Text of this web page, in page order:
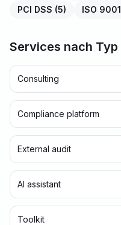
PCI DSS (5) ISO 9001
Services nach Typ
Consulting
Compliance platform
External audit
AI assistant
Toolkit